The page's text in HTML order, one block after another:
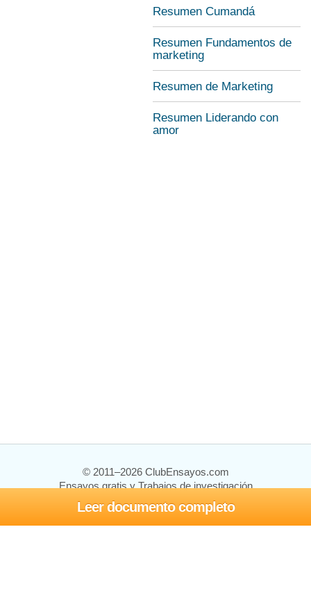
Leer documento completo
Resumen Cumandá
Resumen Fundamentos de
marketing
Resumen de Marketing
Resumen Liderando con
amor
© 2011–2026 ClubEnsayos.com
Ensayos gratis y Trabajos de investigación